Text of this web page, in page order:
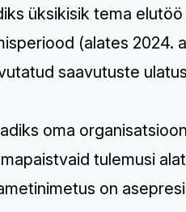
üksikisik tema
(alates 2024.
saavutuste
oma
tulemusi
on